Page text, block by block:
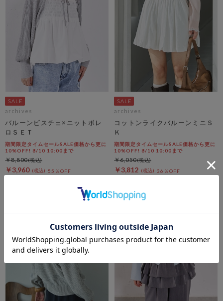
archives
バルーンビスチェ×ニットボレ
ロＳＥＴ
期間限定タイムセールSALE価格から更に
10%OFF! 8/10 10:00まで
￥3,960 55％OFF
￥8,800
archives
コットンライクバルーンミニＳ
Ｋ
期間限定タイムセールSALE価格から更に
10%OFF! 8/10 10:00まで
￥3,812 36％OFF
￥6,050